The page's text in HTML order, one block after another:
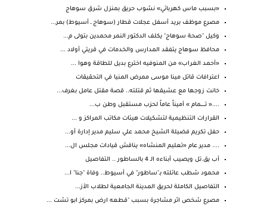
«بسبب ماس كهربائي» نشوب حريق بمنزل شرق سوهاج
مصرع موظف بريد أسفل عجلات قطار (سوهاج ـ أسيوط) بمر...
وكيل "صحة سوهاج" يكلف الدكتور النمر محمدين بتولى م...
محافظ سوهاج يتفقد المدارس والخدمات في قريتي أولاد ...
«أحمد الغراب» من المنوفيه اخترع بديل للطاقة وهوا ...
اعترافات قاتل مينا موسى ممرض المنيا في التحقيقات
خانت زوجها مع عشيقها ثم قتلته.. قصة مقتل عامل بغرف...
....« تـــــــمام » أميناً عاماً لحزب مستقبل وطن ب...
القرارات التنظيمية لتشكيلات هيئات مكاتب المراكز و ...
حفل تكريم فضيلة الشيخ محمد علي سليم مدير إدارة أو...
.... مدير عام «تعليم المنشاه» يناقش قيادات مجلس ال...
أب يق.تل ويصيب أبناءه الـ 4 بالساطور .. التفاصيل
محمود شطب عائلته بـ"ساطور" في أسيوط.. وفاة "جنا" ا...
التفاصيل الكاملة لحريق المدينة الجامعية لطلاب الأز...
مصرع شخص اثر مشاجرة بسبب "قطعه ارض بمركز ابو تشت ...